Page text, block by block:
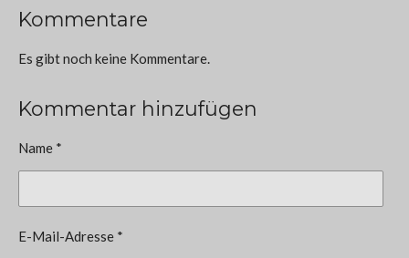
Kommentare
Es gibt noch keine Kommentare.
Kommentar hinzufügen
Name *
E-Mail-Adresse *